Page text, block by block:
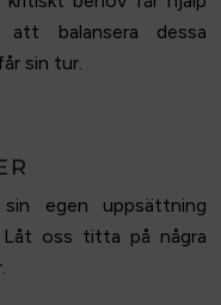
balansera dessa
sin tur.
egen uppsättning
Låt oss titta på några